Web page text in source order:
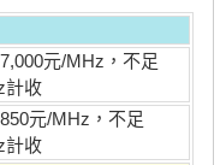
元/MHz，不足
計收
元/MHz，不足
計收